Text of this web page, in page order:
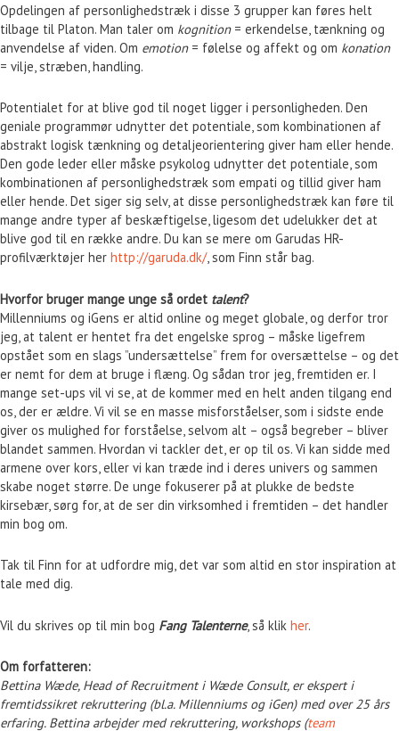
Opdelingen af personlighedstræk i disse 3 grupper kan føres helt
tilbage til Platon. Man taler om kognition= erkendelse, tænkning og
anvendelse af viden. Om emotion= følelse og affekt og om konation
= vilje, stræben, handling.
Potentialet for at blive god til noget ligger i personligheden. Den
geniale programmør udnytter det potentiale, som kombinationen af
abstrakt logisk tænkning og detaljeorientering giver ham eller hende.
Den gode leder eller måske psykolog udnytter det potentiale, som
kombinationen af personlighedstræk som empati og tillid giver ham
eller hende. Det siger sig selv, at disse personlighedstræk kan føre til
mange andre typer af beskæftigelse, ligesom det udelukker det at
blive god til en række andre. Du kan se mere om Garudas HR-
profilværktøjer her http://garuda.dk/, som Finn står bag.
Hvorfor bruger mange unge så ordet talent?
Millenniums og iGens er altid online og meget globale, og derfor tror
jeg, at talent er hentet fra det engelske sprog – måske ligefrem
opstået som en slags ”undersættelse” frem for oversættelse – og det
er nemt for dem at bruge i flæng. Og sådan tror jeg, fremtiden er. I
mange set-ups vil vi se, at de kommer med en helt anden tilgang end
os, der er ældre. Vi vil se en masse misforståelser, som i sidste ende
giver os mulighed for forståelse, selvom alt – også begreber – bliver
blandet sammen. Hvordan vi tackler det, er op til os. Vi kan sidde med
armene over kors, eller vi kan træde ind i deres univers og sammen
skabe noget større. De unge fokuserer på at plukke de bedste
kirsebær, sørg for, at de ser din virksomhed i fremtiden – det handler
min bog om.
Tak til Finn for at udfordre mig, det var som altid en stor inspiration at
tale med dig.
Vil du skrives op til min bog Fang Talenterne, så klik her.
Om forfatteren:
Bettina Wæde, Head of Recruitment i Wæde Consult, er ekspert i
fremtidssikret rekruttering (bl.a. Millenniums og iGen) med over 25 års
erfaring. Bettina arbejder med rekruttering, workshops (team